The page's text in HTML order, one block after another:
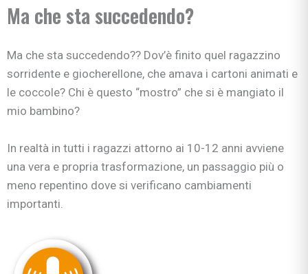
Ma che sta succedendo?
Ma che sta succedendo?? Dov’è finito quel ragazzino
sorridente e giocherellone, che amava i cartoni animati e
le coccole? Chi è questo “mostro” che si è mangiato il
mio bambino?
In realtà in tutti i ragazzi attorno ai 10-12 anni avviene
una vera e propria trasformazione, un passaggio più o
meno repentino dove si verificano cambiamenti
importanti.